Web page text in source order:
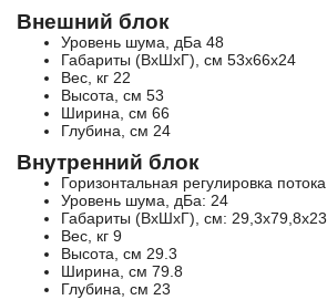
Внешний блок
Уровень шума, дБа 48
Габариты (ВхШхГ), см 53х66х24
Вес, кг 22
Высота, см 53
Ширина, см 66
Глубина, см 24
Внутренний блок
Горизонтальная регулировка потока
Уровень шума, дБа: 24
Габариты (ВхШхГ), см: 29,3х79,8х23
Вес, кг 9
Высота, см 29.3
Ширина, см 79.8
Глубина, см 23